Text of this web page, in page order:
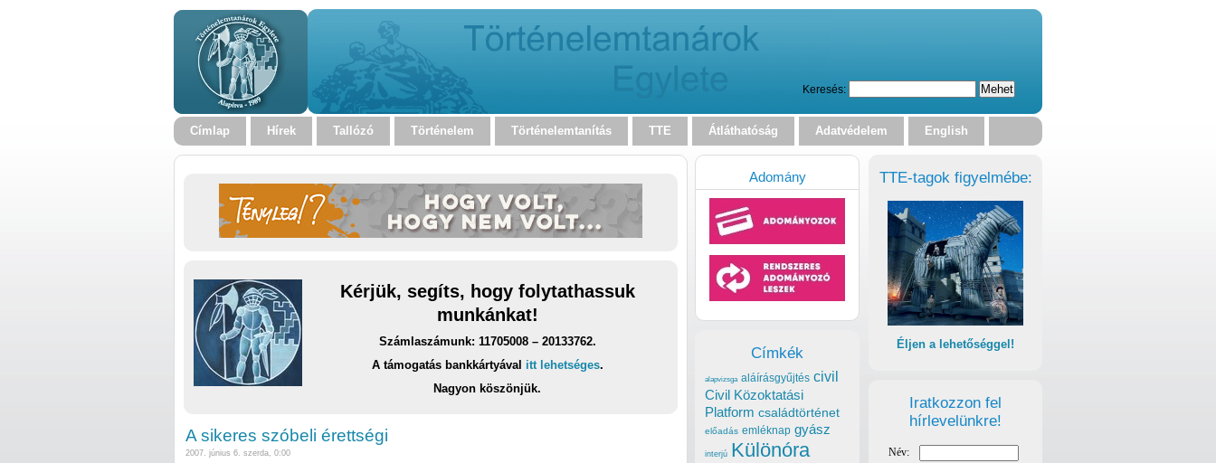
Keresés:
Címlap Hírek Tallózó Történelem Történelemtanítás TTE Átláthatóság Adatvédelem English
Kérjük, segíts, hogy folytathassuk
munkánkat!
Számlaszámunk: 11705008 – 20133762.
A támogatás bankkártyával itt lehetséges.
Nagyon köszönjük.
A sikeres szóbeli érettségi
2007. június 6. szerda, 0:00
TTE-tagok figyelmébe:
Éljen a lehetőséggel!
Iratkozzon fel
hírlevelünkre!
Adomány
Címkék
alapvizsga aláírásgyűjtés civil
Civil Közoktatási
Platform családtörténet
előadás emléknap gyász
interjú Különóra